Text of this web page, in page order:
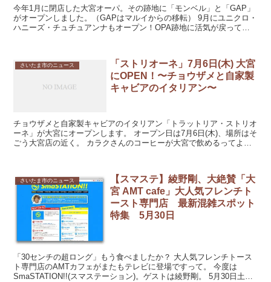
今年1月に閉店した大宮オーパ。その跡地に「モンベル」と「GAP」
がオープンしました。（GAPはマルイからの移転） 9月にユニクロ・
ハニーズ・チュチュアンナもオープン！OPA跡地に活気が戻ってき
さいたま市のニュース
「ストリオーネ」7月6日(木) 大宮
にOPEN！〜チョウザメと自家製
キャビアのイタリアン〜
チョウザメと自家製キャビアのイタリアン「トラットリア・ストリオ
ーネ」が大宮にオープンします。 オープン日は7月6日(木)、場所はそ
ごう大宮店の近く。 カラクさんのコーヒーが大宮で飲めるってよ！
さいたま市のニュース
【スマステ】綾野剛、大絶賛「大
宮 AMT cafe」大人気フレンチト
ースト専門店 最新混雑スポット
特集 5月30日
「30センチの超ロング」もう食べましたか？ 大人気フレンチトース
ト専門店のAMTカフェがまたもテレビに登場ですって。 今度は
SmaSTATION!!(スマステーション)。ゲストは綾野剛。 5月30日土曜